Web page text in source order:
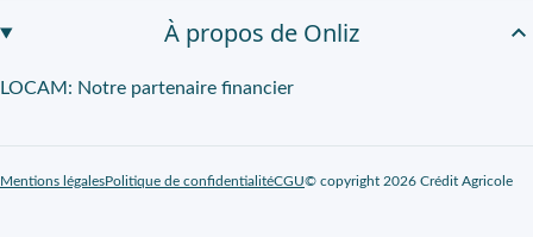
À propos de Onliz
LOCAM: Notre partenaire financier
Mentions légalesPolitique de confidentialitéCGU© copyright 2026 Crédit Agricole